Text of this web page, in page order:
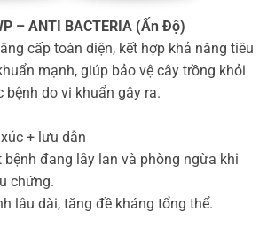
– ANTI BACTERIA (Ấn Độ)
cấp toàn diện, kết hợp khả năng tiêu
mạnh, giúp bảo vệ cây trồng khỏi
do vi khuẩn gây ra.
+ lưu dẫn
bệnh đang lây lan và phòng ngừa khi
chứng.
lâu dài, tăng đề kháng tổng thể.